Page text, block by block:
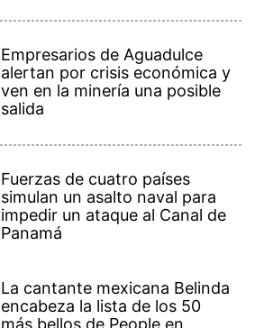
Empresarios de Aguadulce
alertan por crisis económica y
ven en la minería una posible
salida
Fuerzas de cuatro países
simulan un asalto naval para
impedir un ataque al Canal de
Panamá
La cantante mexicana Belinda
encabeza la lista de los 50
más bellos de People en